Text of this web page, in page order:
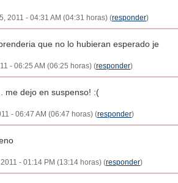
2011 - 04:31 AM (04:31 horas) (responder)
que no lo hubieran esperado je
- 06:25 AM (06:25 horas) (responder)
me dejo en suspenso! :(
- 06:47 AM (06:47 horas) (responder)
- 01:14 PM (13:14 horas) (responder)